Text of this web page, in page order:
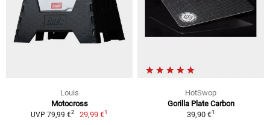
Louis
Motocross
UVP 79,99 €2 29,99 €1
HotSwop
Gorilla Plate Carbon
39,90 €1